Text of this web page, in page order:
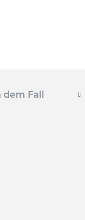
Fall